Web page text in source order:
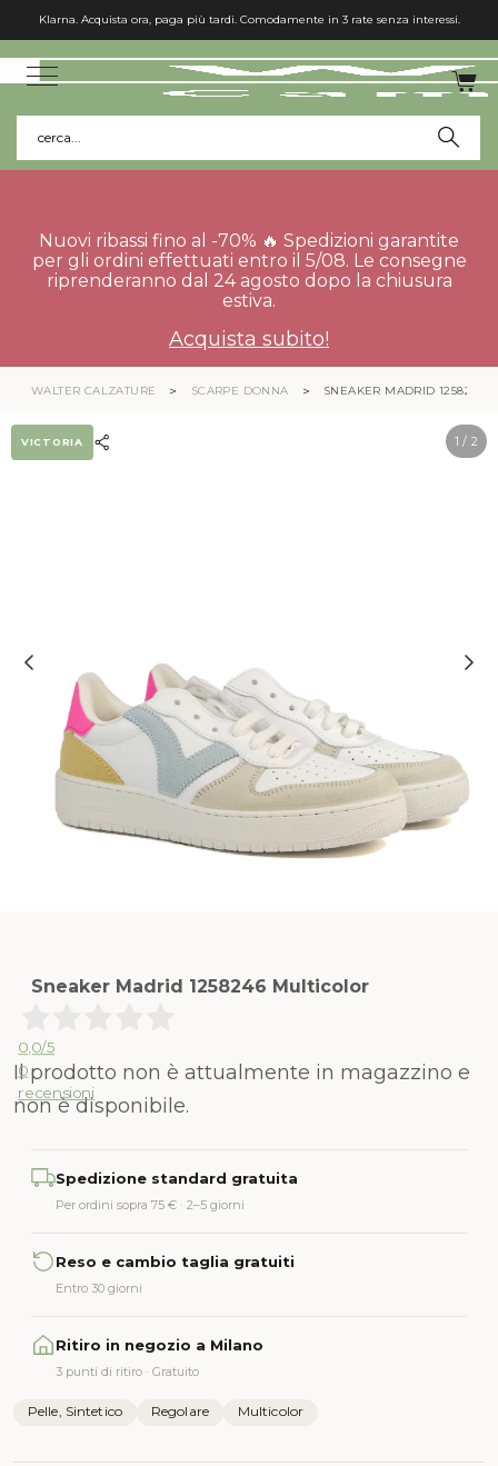
Klarna. Acquista ora, paga più tardi. Comodamente in 3 rate senza interessi.
cerca...
Nuovi ribassi fino al -70% 🔥 Spedizioni garantite
per gli ordini effettuati entro il 5/08. Le consegne
riprenderanno dal 24 agosto dopo la chiusura
estiva.
Acquista subito!
WALTER CALZATURE SCARPE DONNA SNEAKER MADRID 1258246
1 / 2
VICTORIA
Sneaker Madrid 1258246 Multicolor
0,0/5
0
recensioni
Il prodotto non è attualmente in magazzino e
non è disponibile.
Spedizione standard gratuita
Per ordini sopra 75 € · 2–5 giorni
Reso e cambio taglia gratuiti
Entro 30 giorni
Ritiro in negozio a Milano
3 punti di ritiro · Gratuito
Pelle, Sintetico Regolare Multicolor